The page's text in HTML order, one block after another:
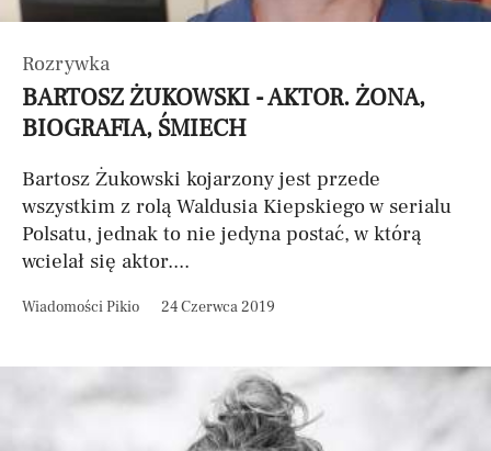
Rozrywka
BARTOSZ ŻUKOWSKI - AKTOR. ŻONA,
BIOGRAFIA, ŚMIECH
Bartosz Żukowski kojarzony jest przede
wszystkim z rolą Waldusia Kiepskiego w serialu
Polsatu, jednak to nie jedyna postać, w którą
wcielał się aktor....
Wiadomości Pikio 24 Czerwca 2019